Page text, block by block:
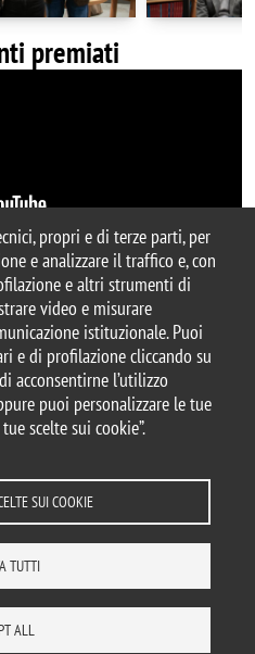
propri e di terze parti, per
e analizzare il traffico e, con
e altri strumenti di
video e misurare
istituzionale. Puoi
e di profilazione cliccando su
acconsentirne l’utilizzo
puoi personalizzare le tue
scelte sui cookie”.
SUI COOKIE
TUTTI
ALL
premiati
di Ateneo – Università degli
Bicocca
Nuovo, 1 - 20126, Milano
| biblioteca@unimib.it
trasparente
CONTATTI